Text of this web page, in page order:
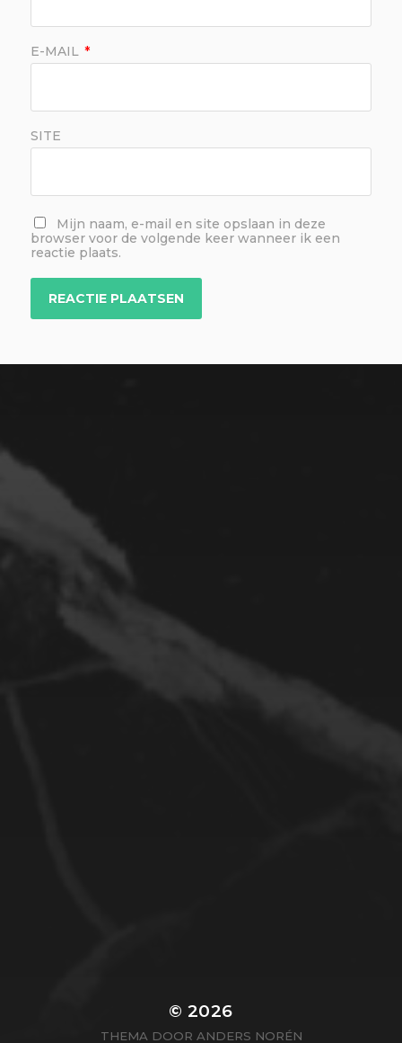
E-MAIL *
SITE
Mijn naam, e-mail en site opslaan in deze
browser voor de volgende keer wanneer ik een
reactie plaats.
© 2026
THEMA DOOR ANDERS NORÉN